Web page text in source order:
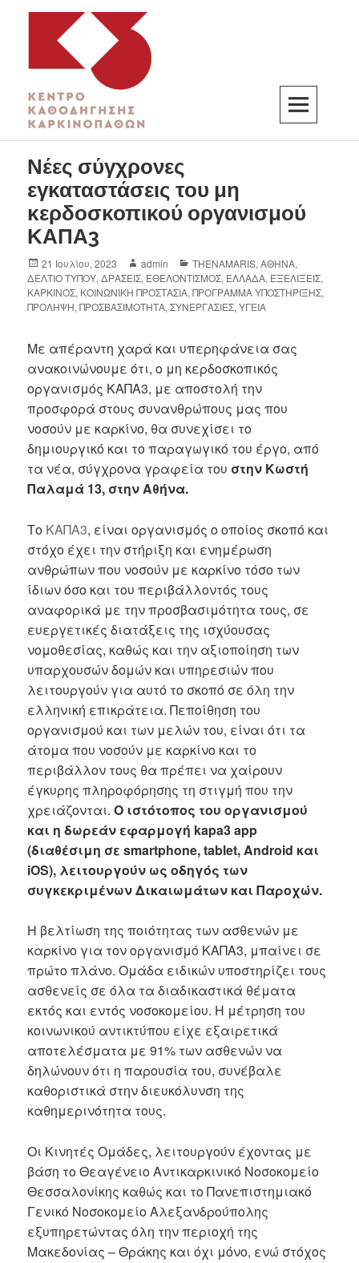
K3
ΚΕΝΤΡΟ ΚΑΘΟΔΗΓΗΣΗΣ ΚΑΡΚΙΝΟΠΑΘΩΝ
Νέες σύγχρονες
εγκαταστάσεις του μη
κερδοσκοπικού οργανισμού
ΚΑΠΑ3
21 Ιουλίου, 2023 admin THENAMARIS,ΑΘΗΝΑ,
ΔΕΛΤΙΟ ΤΥΠΟΥ,ΔΡΑΣΕΙΣ, ΕΘΕΛΟΝΤΙΣΜΟΣ, ΕΛΛΑΔΑ, ΕΞΕΛΙΞΕΙΣ,
ΚΑΡΚΙΝΟΣ, ΚΟΙΝΩΝΙΚΗ ΠΡΟΣΤΑΣΙΑ,ΠΡΟΓΡΑΜΜΑ ΥΠΟΣΤΗΡΙΞΗΣ,
ΠΡΟΛΗΨΗ,ΠΡΟΣΒΑΣΙΜΟΤΗΤΑ,ΣΥΝΕΡΓΑΣΙΕΣ,ΥΓΕΙΑ
Με απέραντη χαρά και υπερηφάνεια σας
ανακοινώνουμε ότι, ο μη κερδοσκοπικός
οργανισμός ΚΑΠΑ3, με αποστολή την
προσφορά στους συνανθρώπους μας που
νοσούν με καρκίνο, θα συνεχίσει το
δημιουργικό και το παραγωγικό του έργο, από
τα νέα, σύγχρονα γραφεία του στην Κωστή
Παλαμά 13, στην Αθήνα.
Το ΚΑΠΑ3, είναι οργανισμός ο οποίος σκοπό και
στόχο έχει την στήριξη και ενημέρωση
ανθρώπων που νοσούν με καρκίνο τόσο των
ίδιων όσο και του περιβάλλοντός τους
αναφορικά με την προσβασιμότητα τους, σε
ευεργετικές διατάξεις της ισχύουσας
νομοθεσίας, καθώς και την αξιοποίηση των
υπαρχουσών δομών και υπηρεσιών που
λειτουργούν για αυτό το σκοπό σε όλη την
ελληνική επικράτεια. Πεποίθηση του
οργανισμού και των μελών του, είναι ότι τα
άτομα που νοσούν με καρκίνο και το
περιβάλλον τους θα πρέπει να χαίρουν
έγκυρης πληροφόρησης τη στιγμή που την
χρειάζονται.Ο ιστότοπος του οργανισμού
και η δωρεάν εφαρμογή kapa3 app
(διαθέσιμη σε smartphone, tablet, Android και
iOS), λειτουργούν ως οδηγός των
συγκεκριμένων Δικαιωμάτων και Παροχών.
Η βελτίωση της ποιότητας των ασθενών με
καρκίνο για τον οργανισμό ΚΑΠΑ3, μπαίνει σε
πρώτο πλάνο. Ομάδα ειδικών υποστηρίζει τους
ασθενείς σε όλα τα διαδικαστικά θέματα
εκτός και εντός νοσοκομείου. Η μέτρηση του
κοινωνικού αντικτύπου είχε εξαιρετικά
αποτελέσματα με 91% των ασθενών να
δηλώνουν ότι η παρουσία του, συνέβαλε
καθοριστικά στην διευκόλυνση της
καθημερινότητα τους.
Οι Κινητές Ομάδες, λειτουργούν έχοντας με
βάση το Θεαγένειο Αντικαρκινικό Νοσοκομείο
Θεσσαλονίκης καθώς και το Πανεπιστημιακό
Γενικό Νοσοκομείο Αλεξανδρούπολης
εξυπηρετώντας όλη την περιοχή της
Μακεδονίας – Θράκης και όχι μόνο, ενώ στόχος